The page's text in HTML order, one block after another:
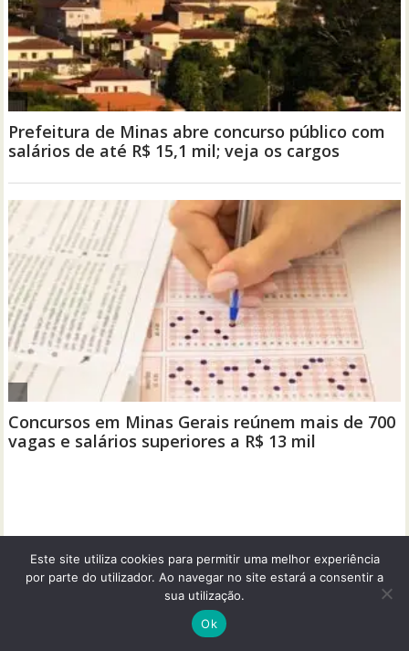
Este site utiliza cookies para permitir uma melhor experiência
por parte do utilizador. Ao navegar no site estará a consentir a
sua utilização.
Ok